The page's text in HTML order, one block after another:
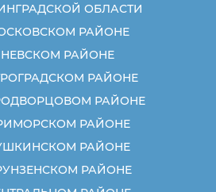
ОБЛАСТИ
РАЙОНЕ
РАЙОНЕ
РАЙОНЕ
РАЙОНЕ
РАЙОНЕ
РАЙОНЕ
РАЙОНЕ